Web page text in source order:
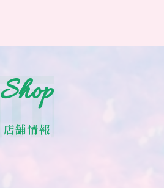
Shop
店舗情報